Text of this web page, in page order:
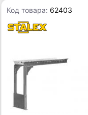
Код товара: 62403